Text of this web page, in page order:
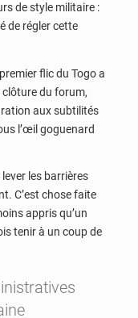
de style militaire :
de régler cette
flic du Togo a
clôture du forum,
aux subtilités
l’œil goguenard
les barrières
C’est chose faite
appris qu’un
tenir à un coup de